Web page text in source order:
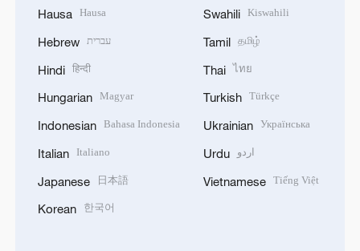
Hausa Hausa
Hebrew עברית
Hindi हिन्दी
Hungarian Magyar
Indonesian Bahasa Indonesia
Italian Italiano
Japanese 日本語
Korean 한국어
Swahili Kiswahili
Tamil தமிழ்
Thai ไทย
Turkish Türkçe
Ukrainian Українська
Urdu اردو
Vietnamese Tiếng Việt